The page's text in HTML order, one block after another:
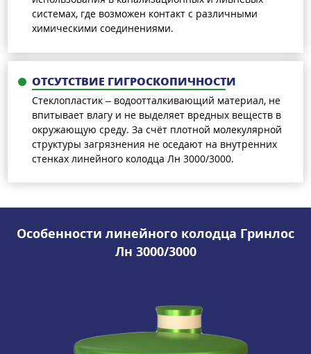
системах, где возможен контакт с различными
химическими соединениями.
ОТСУТСТВИЕ ГИГРОСКОПИЧНОСТИ
Стеклопластик – водоотталкивающий материал, не
впитывает влагу и не выделяет вредных веществ в
окружающую среду. За счёт плотной молекулярной
структуры загрязнения не оседают на внутренних
стенках линейного колодца Лн 3000/3000.
Особенности линейного колодца Гринлос
Лн 3000/3000